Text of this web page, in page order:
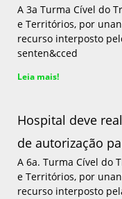
A 3a Turma Cível do
e Territórios, por
recurso interposto
senten&cced
Leia mais!
Hospital deve
de autorização
A 6a. Turma Cível do
e Territórios, por
recurso interposto